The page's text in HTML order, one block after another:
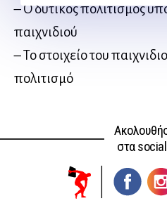
– Ο δυτικός πολιτισμός
παιχνιδιού
– Το στοιχείο του
πολιτισμό
στα